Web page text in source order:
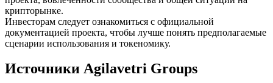
крипторынке.
Инвесторам следует ознакомиться с официальной
документацией проекта, чтобы лучше понять предполагаемые
сценарии использования и токеномику.
Источники Agilavetri Groups